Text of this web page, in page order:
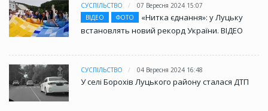
СУСПІЛЬСТВО
07 Вересня 2024 15:07
ВІДЕО
ФОТО
«Нитка єднання»: у Луцьку
встановлять новий рекорд України. ВІДЕО
СУСПІЛЬСТВО 04 Вересня 2024 16:48
У селі Борохів Луцького району сталася ДТП